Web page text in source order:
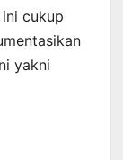
cukup
yakni